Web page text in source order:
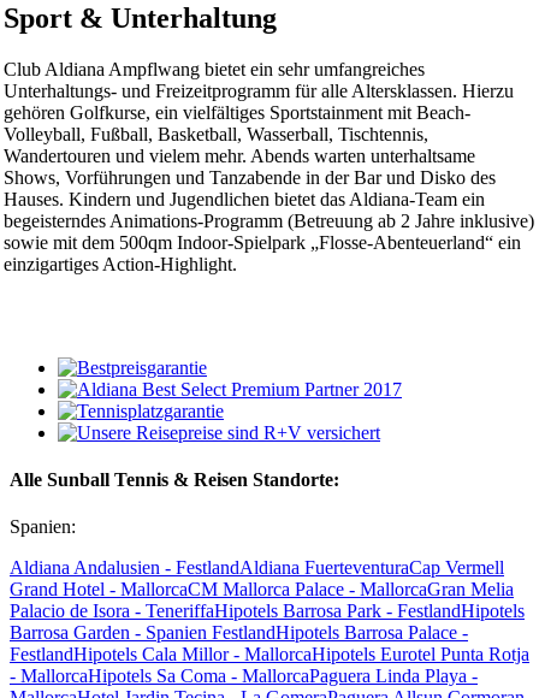
Sport & Unterhaltung
Club Aldiana Ampflwang bietet ein sehr umfangreiches
Unterhaltungs- und Freizeitprogramm für alle Altersklassen. Hierzu
gehören Golfkurse, ein vielfältiges Sportstainment mit Beach-
Volleyball, Fußball, Basketball, Wasserball, Tischtennis,
Wandertouren und vielem mehr. Abends warten unterhaltsame
Shows, Vorführungen und Tanzabende in der Bar und Disko des
Hauses. Kindern und Jugendlichen bietet das Aldiana-Team ein
begeisterndes Animations-Programm (Betreuung ab 2 Jahre inklusive)
sowie mit dem 500qm Indoor-Spielpark „Flosse-Abenteuerland“ ein
einzigartiges Action-Highlight.
Alle Sunball Tennis & Reisen Standorte:
Spanien:
Aldiana Andalusien - FestlandAldiana FuerteventuraCap Vermell
Grand Hotel - MallorcaCM Mallorca Palace - MallorcaGran Melia
Palacio de Isora - TeneriffaHipotels Barrosa Park - FestlandHipotels
Barrosa Garden - Spanien FestlandHipotels Barrosa Palace -
FestlandHipotels Cala Millor - MallorcaHipotels Eurotel Punta Rotja
- MallorcaHipotels Sa Coma - MallorcaPaguera Linda Playa -